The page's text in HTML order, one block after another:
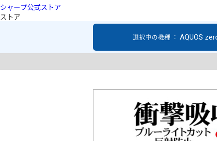
シャープ公式ストア
ストア
選択中の機種 ： AQUOS